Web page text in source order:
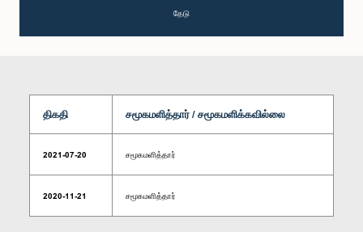
தேடு
திகதி சமூகமளித்தார் / சமூகமளிக்கவில்லை
2021-07-20 சமூகமளித்தார்
2020-11-21 சமூகமளித்தார்